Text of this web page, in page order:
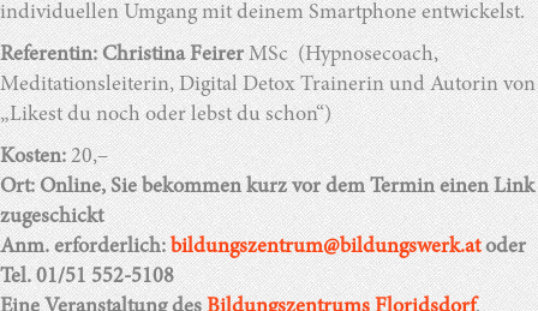
individuellen Umgang mit deinem Smartphone entwickelst.
Referentin: Christina FeirerMSc (Hypnosecoach,
Meditationsleiterin, Digital Detox Trainerin und Autorin von
„Likest du noch oder lebst du schon“)
Kosten:20,–
Ort: Online, Sie bekommen kurz vor dem Termin einen Link
zugeschickt
Anm. erforderlich:bildungszentrum@bildungswerk.atoder
Tel. 01/51 552-5108